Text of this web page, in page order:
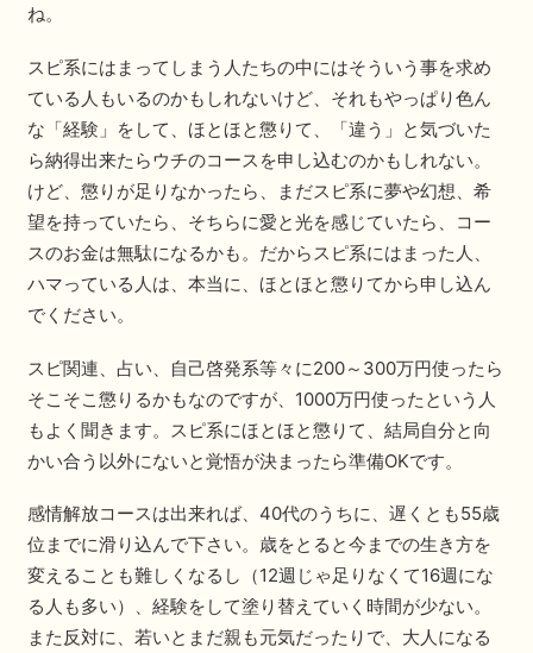
ね。
スピ系にはまってしまう人たちの中にはそういう事を求め
ている人もいるのかもしれないけど、それもやっぱり色ん
な「経験」をして、ほとほと懲りて、「違う」と気づいた
ら納得出来たらウチのコースを申し込むのかもしれない。
けど、懲りが足りなかったら、まだスピ系に夢や幻想、希
望を持っていたら、そちらに愛と光を感じていたら、コー
スのお金は無駄になるかも。だからスピ系にはまった人、
ハマっている人は、本当に、ほとほと懲りてから申し込ん
でください。
スピ関連、占い、自己啓発系等々に200～300万円使ったら
そこそこ懲りるかもなのですが、1000万円使ったという人
もよく聞きます。スピ系にほとほと懲りて、結局自分と向
かい合う以外にないと覚悟が決まったら準備OKです。
感情解放コースは出来れば、40代のうちに、遅くとも55歳
位までに滑り込んで下さい。歳をとると今までの生き方を
変えることも難しくなるし（12週じゃ足りなくて16週にな
る人も多い）、経験をして塗り替えていく時間が少ない。
また反対に、若いとまだ親も元気だったりで、大人になる